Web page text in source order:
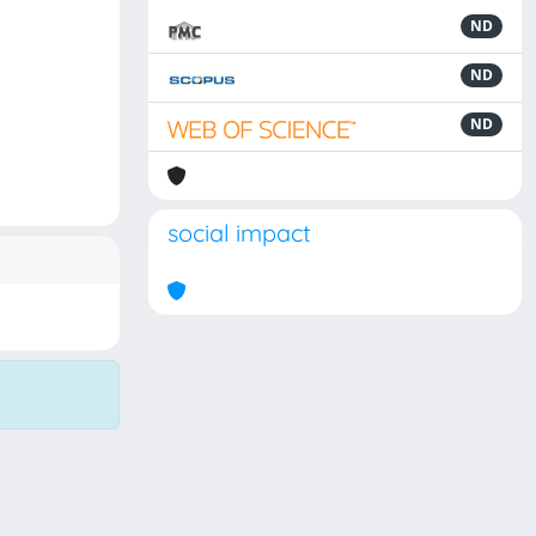
ND
ND
ND
social impact